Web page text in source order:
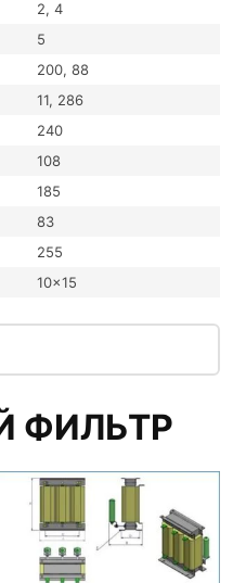
2, 4
5
200, 88
11, 286
240
108
185
83
255
10×15
ФИЛЬТР